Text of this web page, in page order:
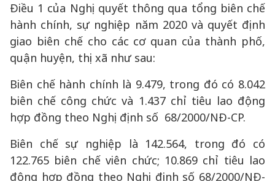
Điều 1 của Nghị quyết thông qua tổng biên chế
hành chính, sự nghiệp năm 2020 và quyết định
giao biên chế cho các cơ quan của thành phố,
quận huyện, thị xã như sau:
Biên chế hành chính là 9.479, trong đó có 8.042
biên chế công chức và 1.437 chỉ tiêu lao động
hợp đồng theo Nghị định số 68/2000/NĐ-CP.
Biên chế sự nghiệp là 142.564, trong đó có
122.765 biên chế viên chức; 10.869 chỉ tiêu lao
động hợp đồng theo Nghị định số 68/2000/NĐ-